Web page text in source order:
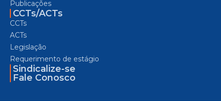
Publicações
CCTs/ACTs
CCTs
ACTs
Legislação
Requerimento de estágio
Sindicalize-se
Fale Conosco